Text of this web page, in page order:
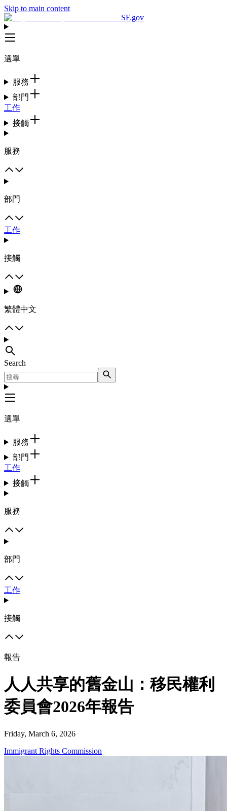
Skip to main content
SF.gov
選單
服務
部門
工作
接觸
服務
部門
工作
接觸
繁體中文
Search
選單
服務
部門
工作
接觸
服務
部門
工作
接觸
報告
人人共享的舊金山：移民權利
委員會2026年報告
Friday, March 6, 2026
Immigrant Rights Commission